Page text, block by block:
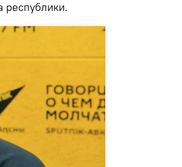
республики.